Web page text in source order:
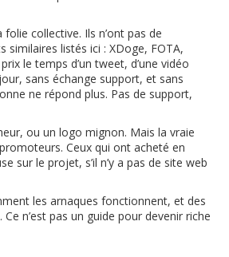
collective. Ils n’ont pas de
listés ici : XDoge, FOTA,
le temps d’un tweet, d’une vidéo
sans échange support, et sans
ne répond plus. Pas de support,
ou un logo mignon. Mais la vraie
Ceux qui ont acheté en
sur le projet, s’il n’y a pas de site web
les arnaques fonctionnent, et des
n’est pas un guide pour devenir riche